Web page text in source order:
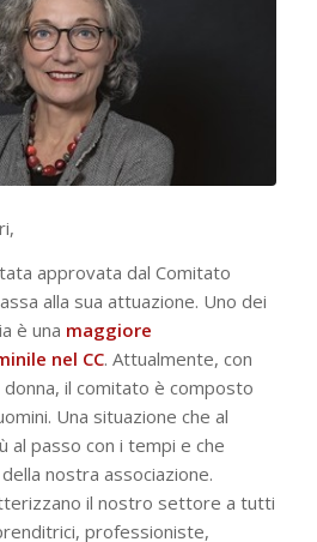
approvata dal Comitato
alla sua attuazione. Uno dei
è una maggiore
nel CC. Attualmente, con
donna, il comitato è composto
Una situazione che al
al passo con i tempi e che
nostra associazione.
il nostro settore a tutti
professioniste,